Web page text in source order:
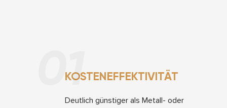
01
KOSTENEFFEKTIVITÄT
Deutlich günstiger als Metall- oder